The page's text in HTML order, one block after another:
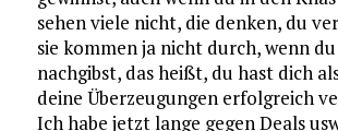
sehen viele nicht, die denken, du
sie kommen ja nicht durch, wenn
nachgibst, das heißt, du hast dich
deine Überzeugungen erfolgreich
Ich habe jetzt lange gegen Deals